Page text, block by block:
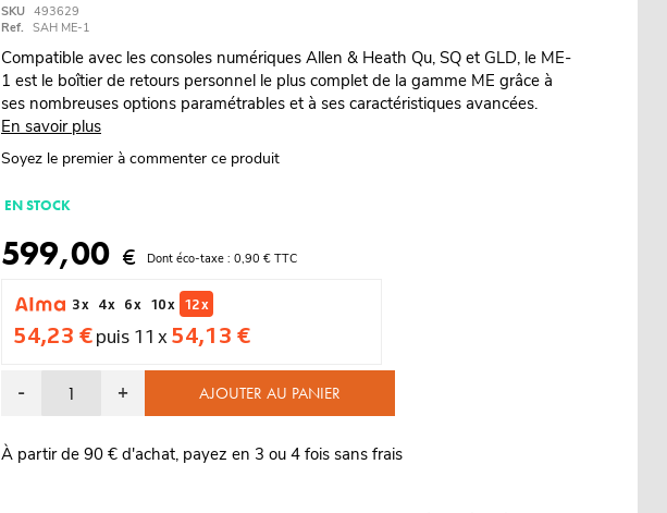
SKU 493629
Ref. SAH ME-1
Compatible avec les consoles numériques Allen & Heath Qu, SQ et GLD, le ME-
1 est le boîtier de retours personnel le plus complet de la gamme ME grâce à
ses nombreuses options paramétrables et à ses caractéristiques avancées.
En savoir plus
Soyez le premier à commenter ce produit
EN STOCK
599,00 € Dont éco-taxe : 0,90 € TTC
3 x 4 x 6 x 10 x 12 x
54,23 €puis 11 x 54,13 €
- + AJOUTER AU PANIER
À partir de 90 € d'achat, payez en 3 ou 4 fois sans frais